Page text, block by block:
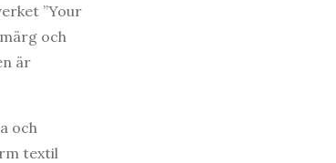
”Your
och
är
och
textil